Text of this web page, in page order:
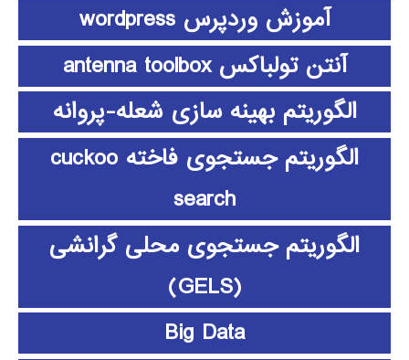
آموزش وردپرس wordpress
آنتن تولباکس antenna toolbox
الگوریتم بهینه سازی شعله-پروانه
الگوریتم جستجوی فاخته cuckoo
search
الگوریتم جستجوی محلی گرانشی
(GELS)
Big Data